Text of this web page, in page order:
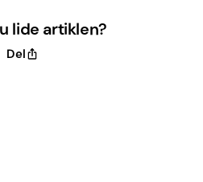
lide artiklen?
Del